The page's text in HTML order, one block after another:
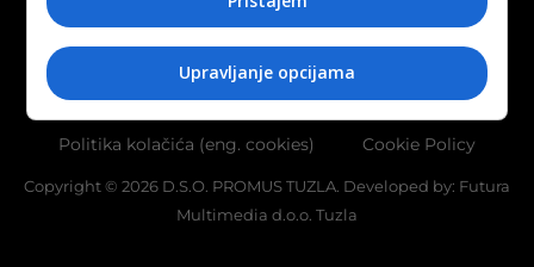
Kontakt O nama Marketing
Uslovi korištenja Terms of use
Politika kolačića (eng. cookies) Cookie Policy
Copyright © 2026 D.S.O. PROMUS TUZLA. Developed by: Futura
Multimedia d.o.o. Tuzla
Upravljanje opcijama